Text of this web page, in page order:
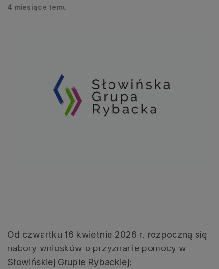
4 miesiące temu
Od czwartku 16 kwietnie 2026 r. rozpoczną się
nabory wniosków o przyznanie pomocy w
Słowińskiej Grupie Rybackiej: